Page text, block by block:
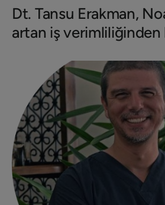
Dt. Tansu Erakman,
artan iş